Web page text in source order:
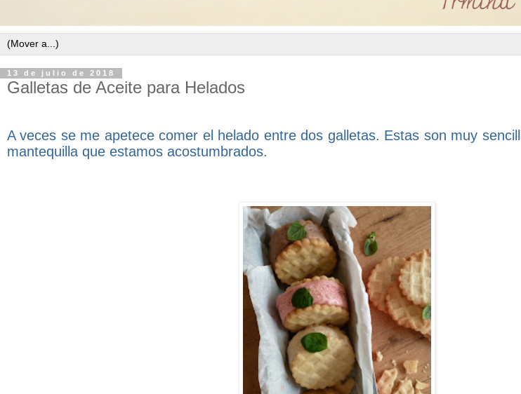
13 de julio de 2018
Galletas de Aceite para Helados
A veces se me apetece comer el helado entre dos galletas. Estas son muy
mantequilla que estamos acostumbrados.